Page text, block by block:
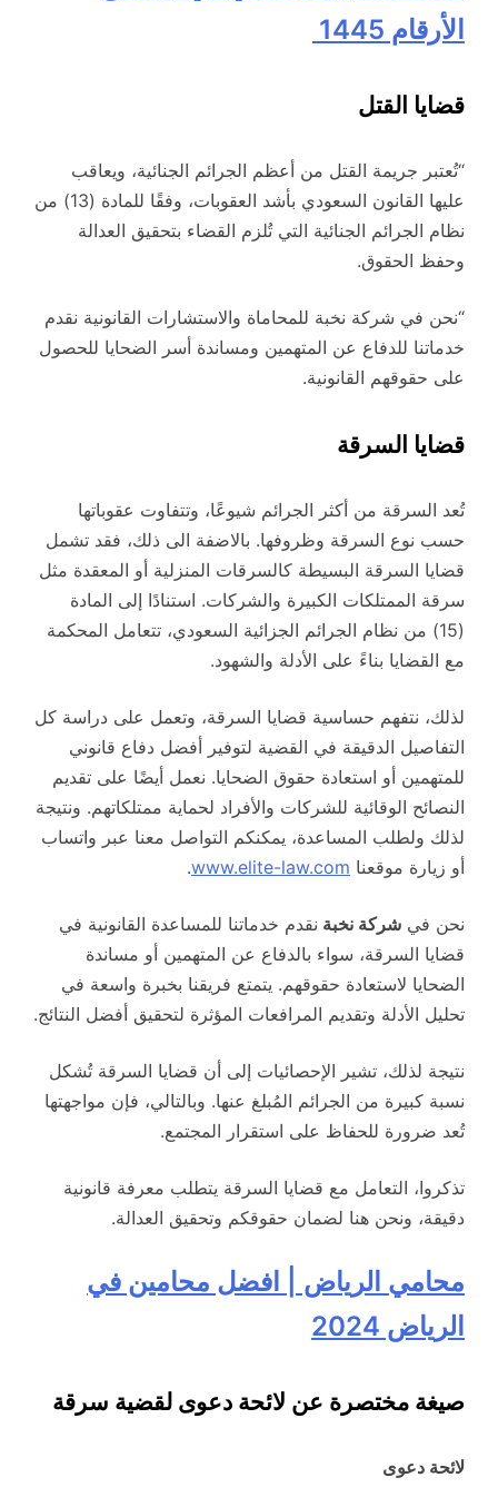
الأرقام 1445
قضايا القتل
“تُعتبر جريمة القتل من أعظم الجرائم الجنائية، ويعاقب
عليها القانون السعودي بأشد العقوبات، وفقًا للمادة (13) من
نظام الجرائم الجنائية التي تُلزم القضاء بتحقيق العدالة
وحفظ الحقوق.
“نحن في شركة نخبة للمحاماة والاستشارات القانونية نقدم
خدماتنا للدفاع عن المتهمين ومساندة أسر الضحايا للحصول
على حقوقهم القانونية.
قضايا السرقة
تُعد السرقة من أكثر الجرائم شيوعًا، وتتفاوت عقوباتها
حسب نوع السرقة وظروفها. بالاضفة الى ذلك، فقد تشمل
قضايا السرقة البسيطة كالسرقات المنزلية أو المعقدة مثل
سرقة الممتلكات الكبيرة والشركات. استنادًا إلى المادة
(15) من نظام الجرائم الجزائية السعودي، تتعامل المحكمة
مع القضايا بناءً على الأدلة والشهود.
لذلك، نتفهم حساسية قضايا السرقة، وتعمل على دراسة كل
التفاصيل الدقيقة في القضية لتوفير أفضل دفاع قانوني
للمتهمين أو استعادة حقوق الضحايا. نعمل أيضًا على تقديم
النصائح الوقائية للشركات والأفراد لحماية ممتلكاتهم. ونتيجة
لذلك ولطلب المساعدة، يمكنكم التواصل معنا عبر واتساب
أو زيارة موقعنا www.elite-law.com
.
نحن في شركة نخبة نقدم خدماتنا للمساعدة القانونية في
قضايا السرقة، سواء بالدفاع عن المتهمين أو مساندة
الضحايا لاستعادة حقوقهم. يتمتع فريقنا بخبرة واسعة في
تحليل الأدلة وتقديم المرافعات المؤثرة لتحقيق أفضل النتائج.
نتيجة لذلك، تشير الإحصائيات إلى أن قضايا السرقة تُشكل
نسبة كبيرة من الجرائم المُبلغ عنها. وبالتالي، فإن مواجهتها
تُعد ضرورة للحفاظ على استقرار المجتمع.
تذكروا، التعامل مع قضايا السرقة يتطلب معرفة قانونية
دقيقة، ونحن هنا لضمان حقوقكم وتحقيق العدالة.
محامي الرياض | افضل محامين في
الرياض 2024
صيغة مختصرة عن لائحة دعوى لقضية سرقة
لائحة دعوى